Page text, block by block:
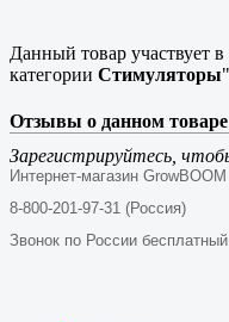
Данный товар участвует
категории Стимуляторы"
Отзывы о данном товаре
Зарегистрируйтесь,
Интернет-магазин GrowBOOM
8-800-201-97-31 (Россия)
Звонок по России бесплатный